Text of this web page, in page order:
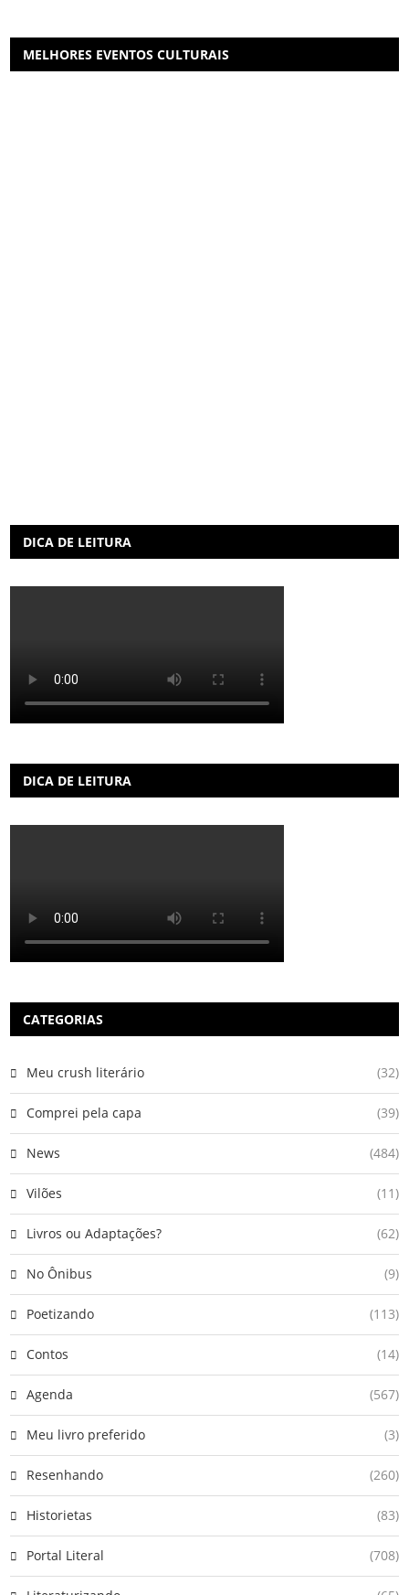
MELHORES EVENTOS CULTURAIS
DICA DE LEITURA
DICA DE LEITURA
CATEGORIAS
Meu crush literário (32)
Comprei pela capa (39)
News (484)
Vilões (11)
Livros ou Adaptações? (62)
No Ônibus (9)
Poetizando (113)
Contos (14)
Agenda (567)
Meu livro preferido (3)
Resenhando (260)
Historietas (83)
Portal Literal (708)